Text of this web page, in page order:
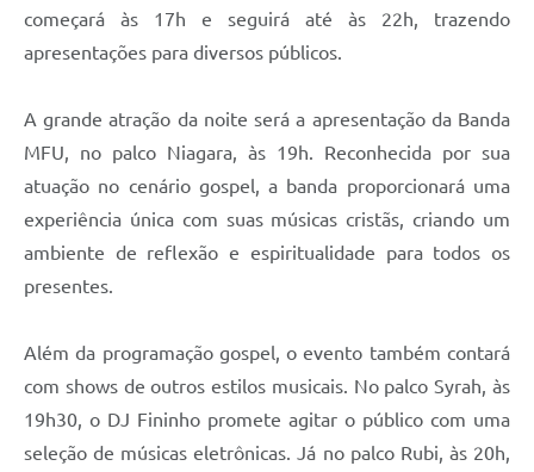
começará às 17h e seguirá até às 22h, trazendo
apresentações para diversos públicos.
A grande atração da noite será a apresentação da Banda
MFU, no palco Niagara, às 19h. Reconhecida por sua
atuação no cenário gospel, a banda proporcionará uma
experiência única com suas músicas cristãs, criando um
ambiente de reflexão e espiritualidade para todos os
presentes.
Além da programação gospel, o evento também contará
com shows de outros estilos musicais. No palco Syrah, às
19h30, o DJ Fininho promete agitar o público com uma
seleção de músicas eletrônicas. Já no palco Rubi, às 20h,